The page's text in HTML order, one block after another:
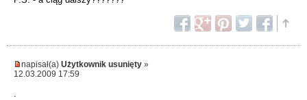
napisał(a) Użytkownik usunięty »
12.03.2009 17:59
.